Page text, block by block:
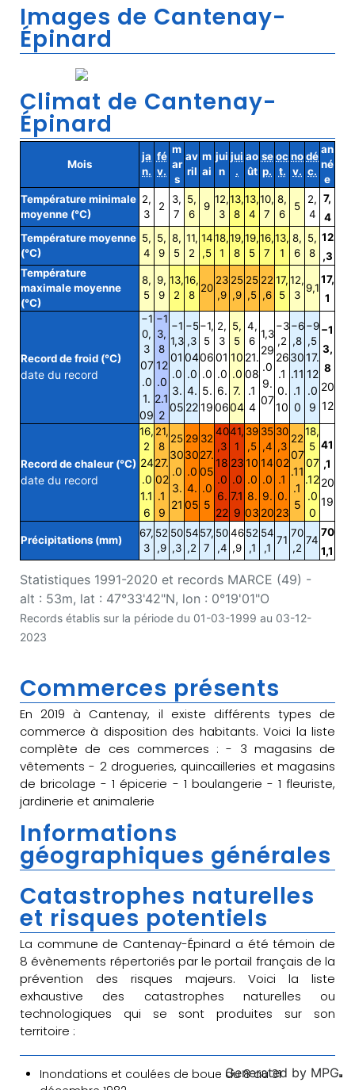
Images de Cantenay-
Épinard
Climat de Cantenay-
Épinard
Statistiques 1991-2020 et records MARCE (49) -
alt : 53m, lat : 47°33'42"N, lon : 0°19'01"O
Records établis sur la période du 01-03-1999 au 03-12-
2023
Mois
ja
n.
fé
v.
m
ar
s
av
ril
m
ai
jui
n
jui
.
ao
ût
se
p.
oc
t.
no
v.
dé
c.
an
né
e
Température minimale
moyenne (°C)
2,
3
2
3,
7
5,
6
9
12,
3
13,
8
13,
4
10,
7
8,
6
5
2,
4
7,
4
Température moyenne
(°C)
5,
4
5,
9
8,
5
11,
2
14
,5
18,
1
19,
8
19,
5
16,
7
13,
1
8,
6
5,
8
12
,3
Température
maximale moyenne
(°C)
8,
5
9,
9
13,
2
16,
8
20
23
,9
25
,9
25
,5
22
,6
17,
5
12,
3
9,1
17,
1
Record de froid (°C)
date du record
−1
0,
3
07
.0
1.
09
−1
3,
8
12
.0
2.1
2
−1
1,3
01
.0
3.
05
−5
,3
04
.0
4.
22
−1,
5
06
.0
5.
19
2,
3
01
.0
6.
06
5,
5
10
.0
7.
04
4,
6
21.
08
.1
4
1,3
29
.0
9.
07
−3
,2
26
.1
0.
10
−6
,8
30
.11
.1
0
−9
,5
17.
12
.0
9
−1
3,
8
20
12
Record de chaleur (°C)
date du record
16,
2
24
.0
1.1
6
21,
8
27.
02
.1
9
25
30
.0
3.
21
29
30
.0
4.
05
32
27.
05
.0
5
40
,3
18
.0
6.
22
41,
1
23
.0
7.1
9
39
,5
10
.0
8.
03
35
,4
14
.0
9.
20
30
,3
02
.1
0.
23
22
07
.11
.1
5
18,
5
07
.12
.0
0
41
,1
20
19
Précipitations (mm)
67,
3
52
,9
50
,3
54
,2
57,
7
50
,4
46
,9
52
,1
54
,1
71
70
,2
74
70
1,1
Commerces présents
En 2019 à Cantenay, il existe différents types de
commerce à disposition des habitants. Voici la liste
complète de ces commerces : - 3 magasins de
vêtements - 2 drogueries, quincailleries et magasins
de bricolage - 1 épicerie - 1 boulangerie - 1 fleuriste,
jardinerie et animalerie
Informations
géographiques générales
Catastrophes naturelles
et risques potentiels
La commune de Cantenay-Épinard a été témoin de
8 évènements répertoriés par le portail français de la
prévention des risques majeurs. Voici la liste
exhaustive des catastrophes naturelles ou
technologiques qui se sont produites sur son
territoire :
Inondations et coulées de boue du 8 au 31
Generated by MPG